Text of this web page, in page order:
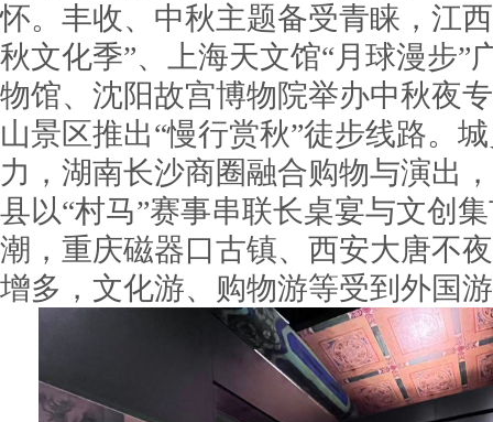
怀。丰收、中秋主题备受青睐，江
秋文化季”、上海天文馆“月球漫步”
物馆、沈阳故宫博物院举办中秋夜
山景区推出“慢行赏秋”徒步线路。
力，湖南长沙商圈融合购物与演出
县以“村马”赛事串联长桌宴与文创
潮，重庆磁器口古镇、西安大唐不
增多，文化游、购物游等受到外国